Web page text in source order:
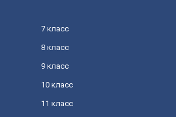
7 класс
8 класс
9 класс
10 класс
11 класс